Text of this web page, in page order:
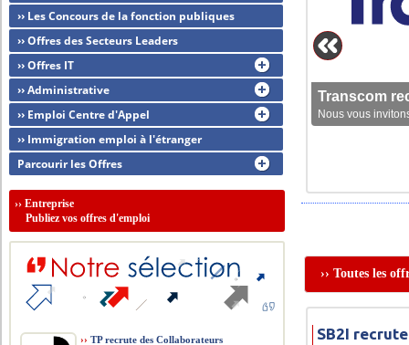
Transcom
Nous vous
›› Toutes les
SB2I
›› Les Concours de la fonction publiques
›› Offres des Secteurs Leaders
›› Offres IT
›› Administrative
›› Emploi Centre d'Appel
›› Immigration emploi à l'étranger
Parcourir les Offres
››Entreprise
Publiez vos offres d'emploi
›› TP recrute des Collaborateurs